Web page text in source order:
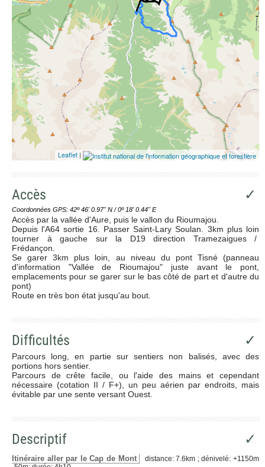
Leaflet |
Accès ✓
Coordonnées GPS: 42º 46' 0.97'' N / 0º 18' 0.44'' E
Accès par la vallée d'Aure, puis le vallon du Rioumajou.
Depuis l'A64 sortie 16. Passer Saint-Lary Soulan. 3km plus loin
tourner à gauche sur la D19 direction Tramezaigues /
Frédançon.
Se garer 3km plus loin, au niveau du pont Tisné (panneau
d'information "Vallée de Rioumajou" juste avant le pont,
emplacements pour se garer sur le bas côté de part et d'autre du
pont)
Route en très bon état jusqu'au bout.
Difficultés ✓
Parcours long, en partie sur sentiers non balisés, avec des
portions hors sentier.
Parcours de crête facile, ou l'aide des mains et cependant
nécessaire (cotation II / F+), un peu aérien par endroits, mais
évitable par une sente versant Ouest.
Descriptif ✓
Itinéraire aller par le Cap de Mont
distance: 7.6km ; dénivelé: +1150m